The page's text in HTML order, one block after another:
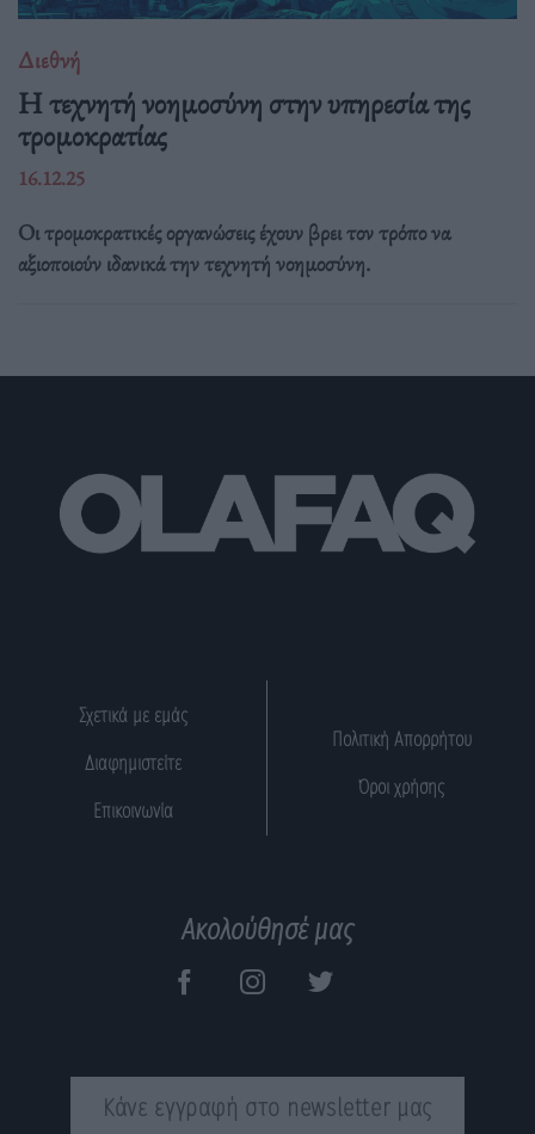
Διεθνή
Η τεχνητή νοημοσύνη στην υπηρεσία της
τρομοκρατίας
16.12.25
Οι τρομοκρατικές οργανώσεις έχουν βρει τον τρόπο να
αξιοποιούν ιδανικά την τεχνητή νοημοσύνη.
Σχετικά με εμάς
Διαφημιστείτε
Επικοινωνία
Πολιτική Απορρήτου
Όροι χρήσης
Ακολούθησέ μας
Κάνε εγγραφή στο newsletter μας